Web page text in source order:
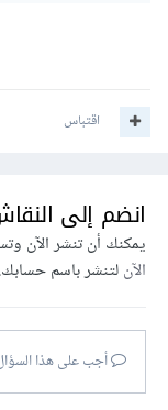
اقتباس
انضم إلى
يمكنك أن تنشر الآن
الآنلتنشر باسم حسابك.
أجب على هذا